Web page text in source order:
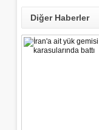
Diğer Haberler